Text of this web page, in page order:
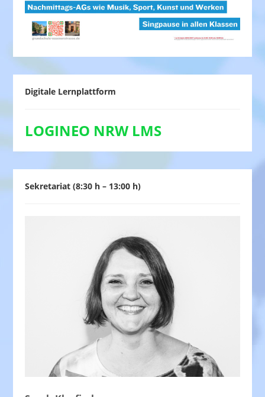
Digitale Lernplattform
LOGINEO NRW LMS
Sekretariat (8:30 h – 13:00 h)